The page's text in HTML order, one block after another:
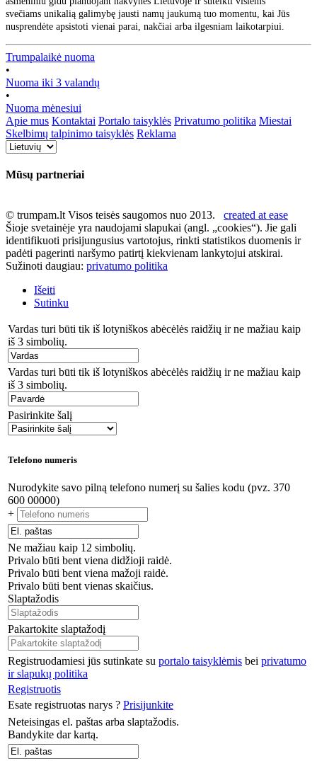
svečiams unikalią galimybę jausti namų jaukumą tuo momentu, kai Jūs
nusprendėte apsistoti vienai parai, nakčiai arba ilgesniam laikotarpiui.
Trumpalaikė nuoma
•
Nuoma iki 3 valandų
•
Nuoma mėnesiui
Apie mus Kontaktai Portalo taisyklės Privatumo politika Miestai
Skelbimų talpinimo taisyklės Reklama
Mūsų partneriai
© trumpam.lt Visos teisės saugomos nuo 2013. created at ease
Šioje svetainėje yra naudojami slapukai (angl. „cookies“). Jie gali
identifikuoti prisijungusius vartotojus, rinkti statistikos duomenis ir
padėti pagerinti naršymo patirtį kiekvienam lankytojui atskirai.
Sužinoti daugiau: privatumo politika
Išeiti
Sutinku
Vardas turi būti tik iš lotyniškos abėcėlės raidžių ir ne mažiau kaip
iš 3 simbolių.
Vardas turi būti tik iš lotyniškos abėcėlės raidžių ir ne mažiau kaip
iš 3 simbolių.
Pasirinkite šalį
Telefono numeris
Nurodykite savo pilną telefono numerį su šalies kodu (pvz. 370
600 00000)
+
Ne mažiau kaip 12 simbolių.
Privalo būti bent viena didžioji raidė.
Privalo būti bent viena mažoji raidė.
Privalo būti bent vienas skaičius.
Slaptažodis
Pakartokite slaptažodį
Registruodamiesi jūs sutinkate su portalo taisyklėmis bei privatumo
ir slapukų politika
Registruotis
Esate registruotas narys ? Prisijunkite
Neteisingas el. paštas arba slaptažodis.
Bandykite dar kartą.